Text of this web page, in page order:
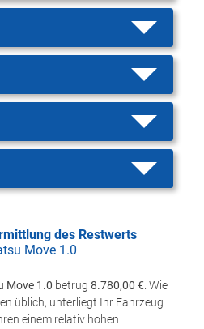
des Restwerts
Move 1.0
Move 1.0 betrug 8.780,00 € . Wie
üblich, unterliegt Ihr Fahrzeug
einem relativ hohen